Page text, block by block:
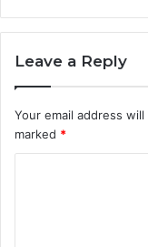
Leave a Reply
Your email address
marked *